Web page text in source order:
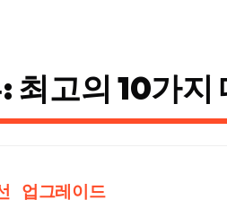
최고의 10가지
업그레이드